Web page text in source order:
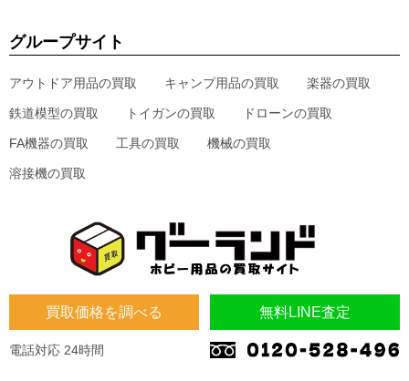
買取価格を調べる 無料LINE査定
電話対応 24時間
グループサイト
アウトドア用品の買取 キャンプ用品の買取 楽器の買取
鉄道模型の買取 トイガンの買取 ドローンの買取
FA機器の買取 工具の買取 機械の買取
溶接機の買取